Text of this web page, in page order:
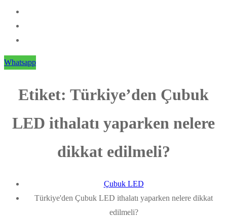
Whatsapp
Etiket: Türkiye’den Çubuk
LED ithalatı yaparken nelere
dikkat edilmeli?
Çubuk LED
Türkiye'den Çubuk LED ithalatı yaparken nelere dikkat
edilmeli?